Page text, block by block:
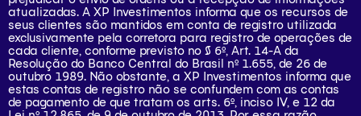
atualizadas. A XP Investimentos informa que os recursos de
seus clientes são mantidos em conta de registro utilizada
exclusivamente pela corretora para registro de operações de
cada cliente, conforme previsto no § 6º, Art. 14-A da
Resolução do Banco Central do Brasil nº 1.655, de 26 de
outubro 1989. Não obstante, a XP Investimentos informa que
estas contas de registro não se confundem com as contas
de pagamento de que tratam os arts. 6º, inciso IV, e 12 da